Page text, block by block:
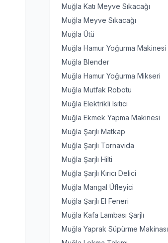
Muğla Katı Meyve Sıkacağı
Muğla Meyve Sıkacağı
Muğla Ütü
Muğla Hamur Yoğurma Makinesi
Muğla Blender
Muğla Hamur Yoğurma Mikseri
Muğla Mutfak Robotu
Muğla Elektrikli Isıtıcı
Muğla Ekmek Yapma Makinesi
Muğla Şarjlı Matkap
Muğla Şarjlı Tornavida
Muğla Şarjlı Hilti
Muğla Şarjlı Kırıcı Delici
Muğla Mangal Üfleyici
Muğla Şarjlı El Feneri
Muğla Kafa Lambası Şarjlı
Muğla Yaprak Süpürme Makinası